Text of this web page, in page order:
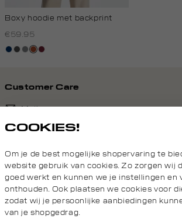
Boxy hoodie met backprint
€59.95
donkerblauw
donkergrijs
middengrijs
bruinbordeaux
Customer Care
Mail ons
Van maandag t/m vrijdag van 8.30 uur tot
Service
COOKIES!
Om je de best mogelijke shopervaring te
website gebruik van cookies. Zo zorgen wij
goed werkt en kunnen we je instellingen en
onthouden. Ook plaatsen we cookies voor
zodat wij je persoonlijke aanbiedingen
van je shopgedrag.